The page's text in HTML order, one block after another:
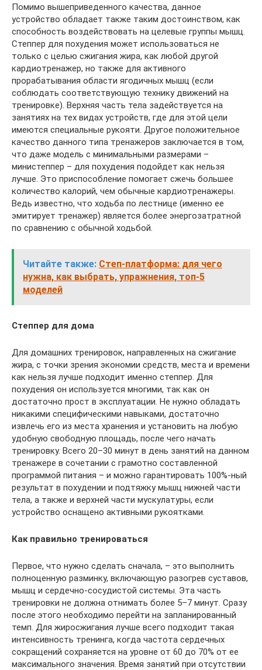
Помимо вышеприведенного качества, данное
устройство обладает также таким достоинством, как
способность воздействовать на целевые группы мышц.
Степпер для похудения может использоваться не
только с целью сжигания жира, как любой другой
кардиотренажер, но также для активного
прорабатывания области ягодичных мышц (если
соблюдать соответствующую технику движений на
тренировке). Верхняя часть тела задействуется на
занятиях на тех видах устройств, где для этой цели
имеются специальные рукояти. Другое положительное
качество данного типа тренажеров заключается в том,
что даже модель с минимальными размерами –
министеппер – для похудения подойдет как нельзя
лучше. Это приспособление помогает сжечь большее
количество калорий, чем обычные кардиотренажеры.
Ведь известно, что ходьба по лестнице (именно ее
эмитирует тренажер) является более энергозатратной
по сравнению с обычной ходьбой.
Читайте также: Степ-платформа: для чего
нужна, как выбрать, упражнения, топ-5
моделей
Степпер для дома
Для домашних тренировок, направленных на сжигание
жира, с точки зрения экономии средств, места и времени
как нельзя лучше подходит именно степпер. Для
похудения он используется многими, так как он
достаточно прост в эксплуатации. Не нужно обладать
никакими специфическими навыками, достаточно
извлечь его из места хранения и установить на любую
удобную свободную площадь, после чего начать
тренировку. Всего 20–30 минут в день занятий на данном
тренажере в сочетании с грамотно составленной
программой питания – и можно гарантировать 100%-ный
результат в похудении и подтяжку мышц нижней части
тела, а также и верхней части мускулатуры, если
устройство оснащено активными рукоятками.
Как правильно тренироваться
Первое, что нужно сделать сначала, – это выполнить
полноценную разминку, включающую разогрев суставов,
мышц и сердечно-сосудистой системы. Эта часть
тренировки не должна отнимать более 5–7 минут. Сразу
после этого необходимо перейти на запланированный
темп. Для жиросжигания лучше всего подходит такая
интенсивность тренинга, когда частота сердечных
сокращений сохраняется на уровне от 60 до 70% от ее
максимального значения. Время занятий при отсутствии